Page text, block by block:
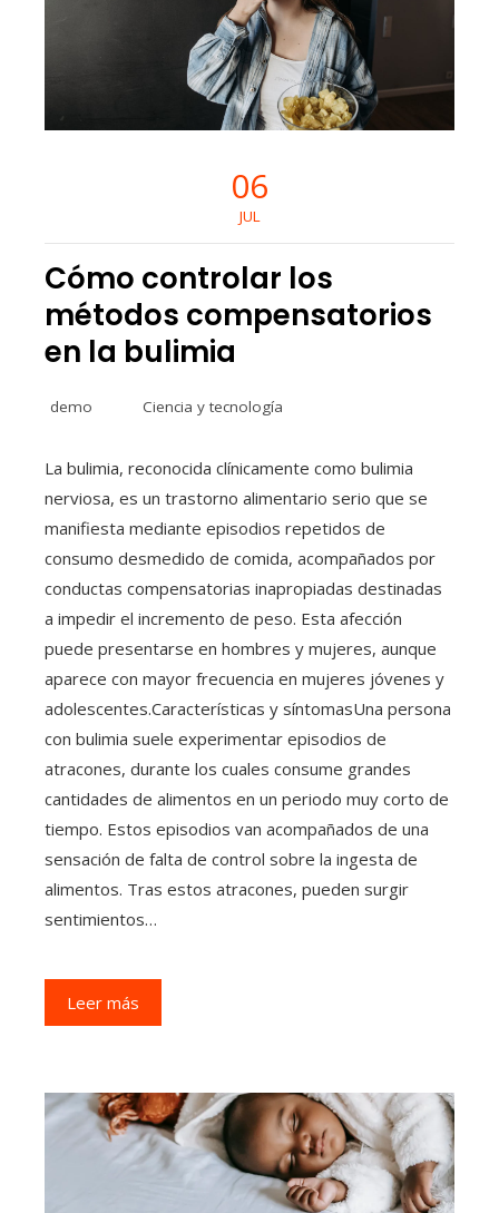
06
JUL
Cómo controlar los
métodos compensatorios
en la bulimia
demo Ciencia y tecnología
La bulimia, reconocida clínicamente como bulimia
nerviosa, es un trastorno alimentario serio que se
manifiesta mediante episodios repetidos de
consumo desmedido de comida, acompañados por
conductas compensatorias inapropiadas destinadas
a impedir el incremento de peso. Esta afección
puede presentarse en hombres y mujeres, aunque
aparece con mayor frecuencia en mujeres jóvenes y
adolescentes.Características y síntomasUna persona
con bulimia suele experimentar episodios de
atracones, durante los cuales consume grandes
cantidades de alimentos en un periodo muy corto de
tiempo. Estos episodios van acompañados de una
sensación de falta de control sobre la ingesta de
alimentos. Tras estos atracones, pueden surgir
sentimientos…
Leer más